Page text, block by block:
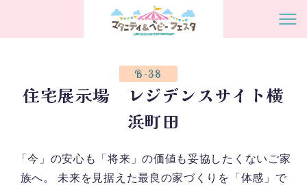
B-38
住宅展示場 レジデンスサイト横
浜町田
「今」の安心も「将来」の価値も妥協したくないご家
族へ。 未来を見据えた最良の家づくりを「体感」で